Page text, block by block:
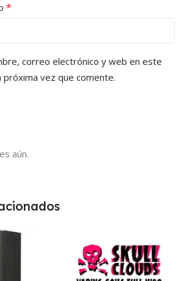
aún.
*
correo electrónico y web en este
próxima vez que comente.